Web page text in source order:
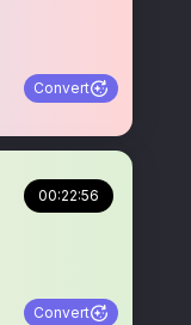
Convert
00:22:56
Convert